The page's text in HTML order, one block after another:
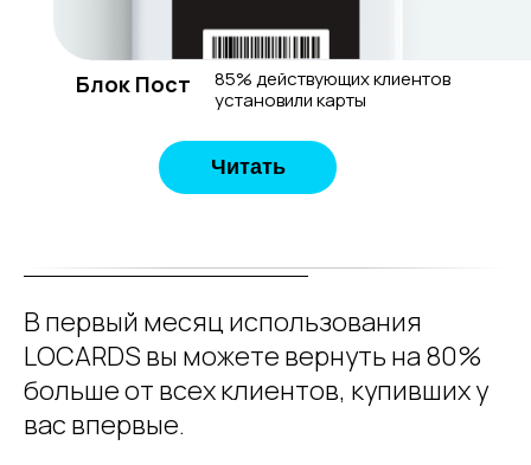
Блок Пост
85% действующих клиентов
установили карты
Читать
В первый месяц использования
LOCARDS вы можете вернуть на 80%
больше от всех клиентов, купивших у
вас впервые.